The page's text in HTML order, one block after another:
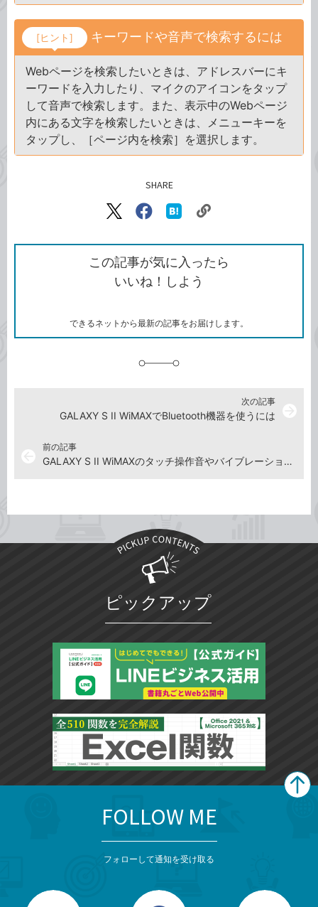
[ヒント] キーワードや音声で検索するには
Webページを検索したいときは、アドレスバーにキ
ーワードを入力したり、マイクのアイコンをタップ
して音声で検索します。また、表示中のWebページ
内にある文字を検索したいときは、メニューキーを
タップし、［ページ内を検索］を選択します。
SHARE
X（旧
で
シ
ェ
ア
Facebook
シ
ェ
ア
な
ブ
ッ
ク
ク
ク
を
コ
この記事が気に入ったら
いいね！しよう
できるネットから最新の記事をお届けします。
前の記事
GALAXY S II WiMAXのタッチ操作音やバイブレーションをオフにするには
次の記事
GALAXY S II WiMAXでBluetooth機器を使うには
ピックアップ
FOLLOW ME
フォローして通知を受け取る